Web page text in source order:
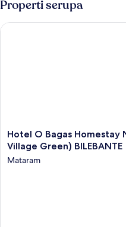
(Orchid)
Properti serupa
Hotel
O
Bagas
Homestay
Hotel O Bagas Homestay
Village Green) BILEBANTE
Mataram
Hotel O Bagas Homestay